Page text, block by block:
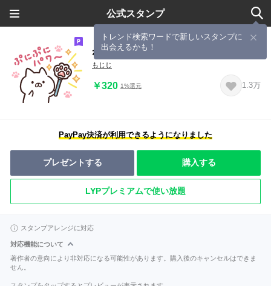
公式スタンプ
トレンド検索ワードで新しいスタンプに
出会えるかも！
ねこぺん日和 にゃんにゃんづくし
もじじ
￥320 1%還元 1.3万
PayPay決済が利用できるようになりました
プレゼントする 購入する
LYPプレミアムで使い放題
スタンプアレンジに対応
対応機能について
著作者の意向により非対応になる可能性があります。購入後のキャンセルはできま
せん。